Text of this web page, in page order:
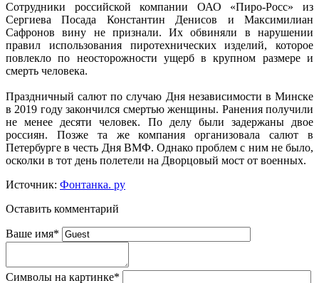
Сотрудники российской компании ОАО «Пиро-Росс» из
Сергиева Посада Константин Денисов и Максимилиан
Сафронов вину не признали. Их обвиняли в нарушении
правил использования пиротехнических изделий, которое
повлекло по неосторожности ущерб в крупном размере и
смерть человека.
Праздничный салют по случаю Дня независимости в Минске
в 2019 году закончился смертью женщины. Ранения получили
не менее десяти человек. По делу были задержаны двое
россиян. Позже та же компания организовала салют в
Петербурге в честь Дня ВМФ. Однако проблем с ним не было,
осколки в тот день полетели на Дворцовый мост от военных.
Источник: Фонтанка. ру
Оставить комментарий
Ваше имя*
Символы на картинке*